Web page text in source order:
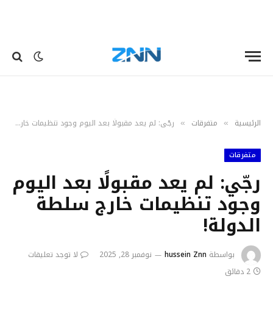
الرئيسية » متفرقات » رجّي: لم يعد مقبولًا بعد اليوم وجود تنظيمات خارج سلطة الدولة!
متفرقات
رجّي: لم يعد مقبولًا بعد اليوم
وجود تنظيمات خارج سلطة
الدولة!
بواسطة hussein Znn نوفمبر 28, 2025
لا توجد تعليقات
2 دقائق